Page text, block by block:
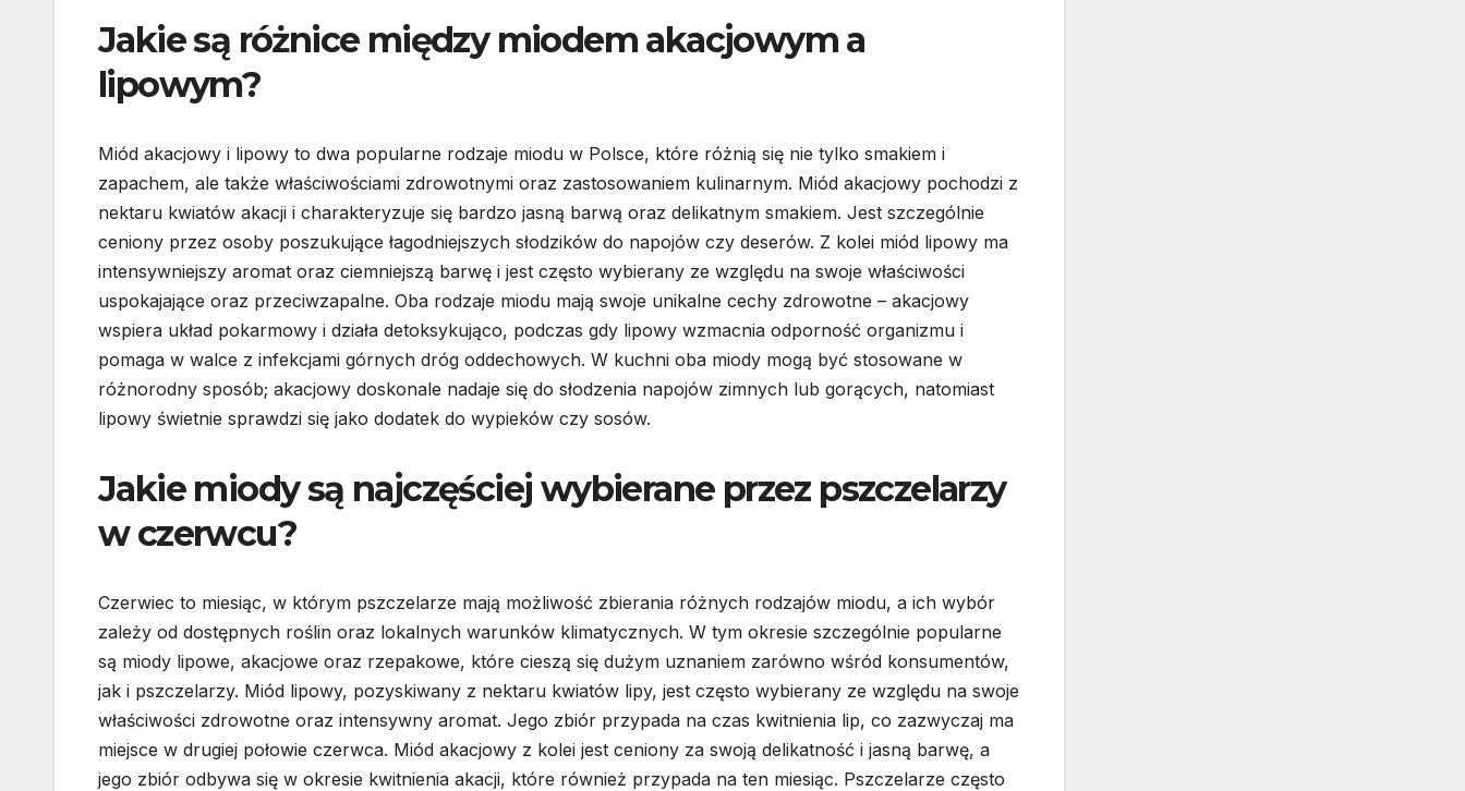
Jakie są różnice między miodem akacjowym a
lipowym?
Miód akacjowy i lipowy to dwa popularne rodzaje miodu w Polsce, które różnią się nie tylko smakiem i
zapachem, ale także właściwościami zdrowotnymi oraz zastosowaniem kulinarnym. Miód akacjowy pochodzi z
nektaru kwiatów akacji i charakteryzuje się bardzo jasną barwą oraz delikatnym smakiem. Jest szczególnie
ceniony przez osoby poszukujące łagodniejszych słodzików do napojów czy deserów. Z kolei miód lipowy ma
intensywniejszy aromat oraz ciemniejszą barwę i jest często wybierany ze względu na swoje właściwości
uspokajające oraz przeciwzapalne. Oba rodzaje miodu mają swoje unikalne cechy zdrowotne – akacjowy
wspiera układ pokarmowy i działa detoksykująco, podczas gdy lipowy wzmacnia odporność organizmu i
pomaga w walce z infekcjami górnych dróg oddechowych. W kuchni oba miody mogą być stosowane w
różnorodny sposób; akacjowy doskonale nadaje się do słodzenia napojów zimnych lub gorących, natomiast
lipowy świetnie sprawdzi się jako dodatek do wypieków czy sosów.
Jakie miody są najczęściej wybierane przez pszczelarzy
w czerwcu?
Czerwiec to miesiąc, w którym pszczelarze mają możliwość zbierania różnych rodzajów miodu, a ich wybór
zależy od dostępnych roślin oraz lokalnych warunków klimatycznych. W tym okresie szczególnie popularne
są miody lipowe, akacjowe oraz rzepakowe, które cieszą się dużym uznaniem zarówno wśród konsumentów,
jak i pszczelarzy. Miód lipowy, pozyskiwany z nektaru kwiatów lipy, jest często wybierany ze względu na swoje
właściwości zdrowotne oraz intensywny aromat. Jego zbiór przypada na czas kwitnienia lip, co zazwyczaj ma
miejsce w drugiej połowie czerwca. Miód akacjowy z kolei jest ceniony za swoją delikatność i jasną barwę, a
jego zbiór odbywa się w okresie kwitnienia akacji, które również przypada na ten miesiąc. Pszczelarze często